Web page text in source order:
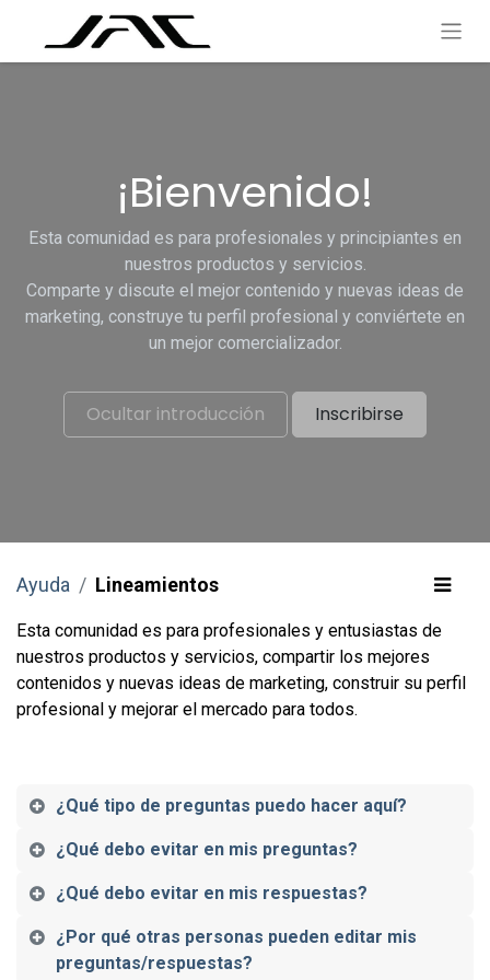
¡Bienvenido!
Esta comunidad es para profesionales y principiantes en
nuestros productos y servicios.
Comparte y discute el mejor contenido y nuevas ideas de
marketing, construye tu perfil profesional y conviértete en
un mejor comercializador.
Ocultar introducción Inscribirse
Ayuda Lineamientos
Esta comunidad es para profesionales y entusiastas de
nuestros productos y servicios, compartir los mejores
contenidos y nuevas ideas de marketing, construir su perfil
profesional y mejorar el mercado para todos.
¿Qué tipo de preguntas puedo hacer aquí?
¿Qué debo evitar en mis preguntas?
¿Qué debo evitar en mis respuestas?
¿Por qué otras personas pueden editar mis
preguntas/respuestas?